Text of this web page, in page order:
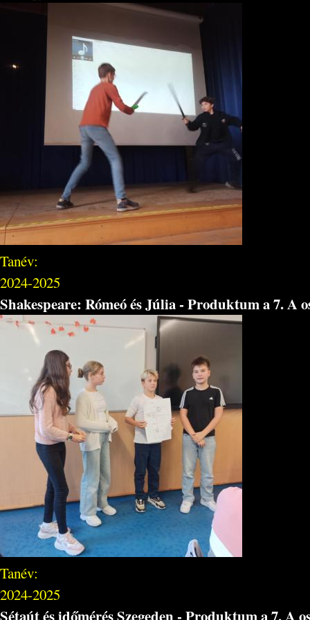
Tanév:
2024-2025
Shakespeare: Rómeó és Júlia - Produktum a 7. A
Tanév:
2024-2025
Sétaút és időmérés Szegeden - Produktum a 7. A